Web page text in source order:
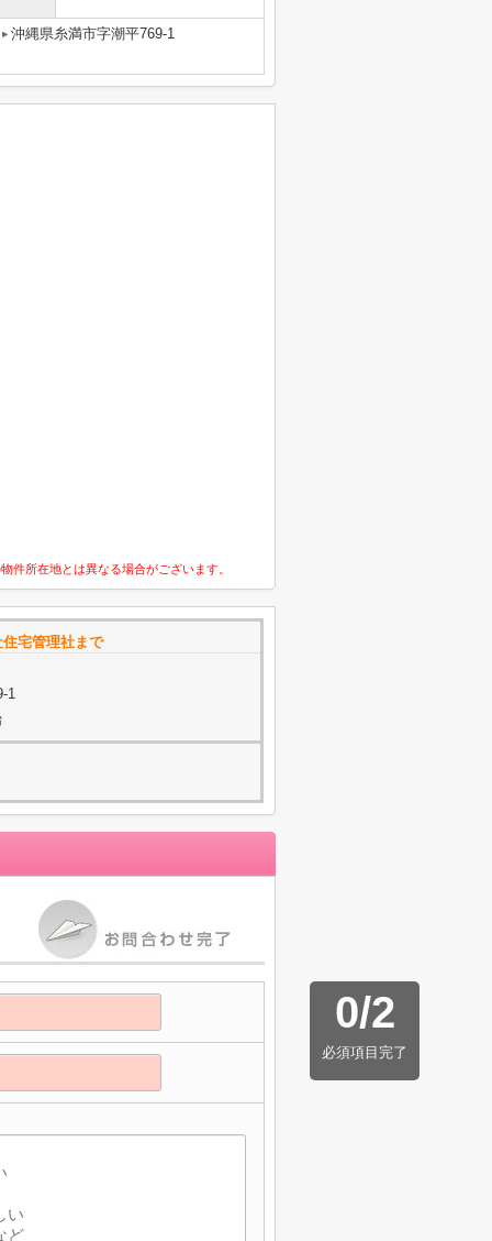
沖縄県糸満市字潮平769-1
件所在地とは異なる場合がございます。
宅管理社まで
1
0/2
必須項目完了